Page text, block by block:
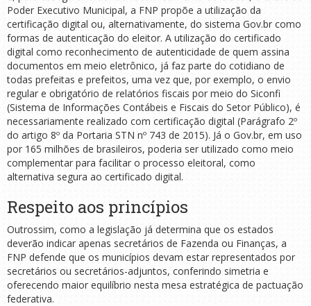
Poder Executivo Municipal, a FNP propõe a utilização da
certificação digital ou, alternativamente, do sistema Gov.br como
formas de autenticação do eleitor. A utilização do certificado
digital como reconhecimento de autenticidade de quem assina
documentos em meio eletrônico, já faz parte do cotidiano de
todas prefeitas e prefeitos, uma vez que, por exemplo, o envio
regular e obrigatório de relatórios fiscais por meio do Siconfi
(Sistema de Informações Contábeis e Fiscais do Setor Público), é
necessariamente realizado com certificação digital (Parágrafo 2º
do artigo 8º da Portaria STN nº 743 de 2015). Já o Gov.br, em uso
por 165 milhões de brasileiros, poderia ser utilizado como meio
complementar para facilitar o processo eleitoral, como
alternativa segura ao certificado digital.
Respeito aos princípios
Outrossim, como a legislação já determina que os estados
deverão indicar apenas secretários de Fazenda ou Finanças, a
FNP defende que os municípios devam estar representados por
secretários ou secretários-adjuntos, conferindo simetria e
oferecendo maior equilíbrio nesta mesa estratégica de pactuação
federativa.